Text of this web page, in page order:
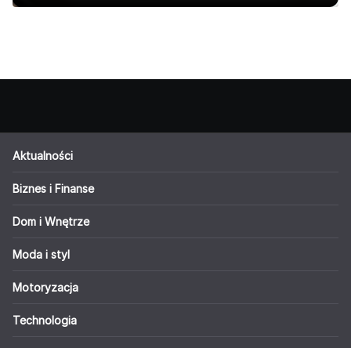
Aktualności
Biznes i Finanse
Dom i Wnętrze
Moda i styl
Motoryzacja
Technologia